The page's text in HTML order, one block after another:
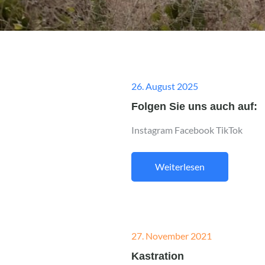
Posted
on
26. August 2025
Folgen Sie uns auch auf:
Instagram Facebook TikTok
Weiterlesen
Posted
on
27. November 2021
Kastration